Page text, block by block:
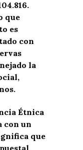
que
es
con
la
Étnica
con un
que